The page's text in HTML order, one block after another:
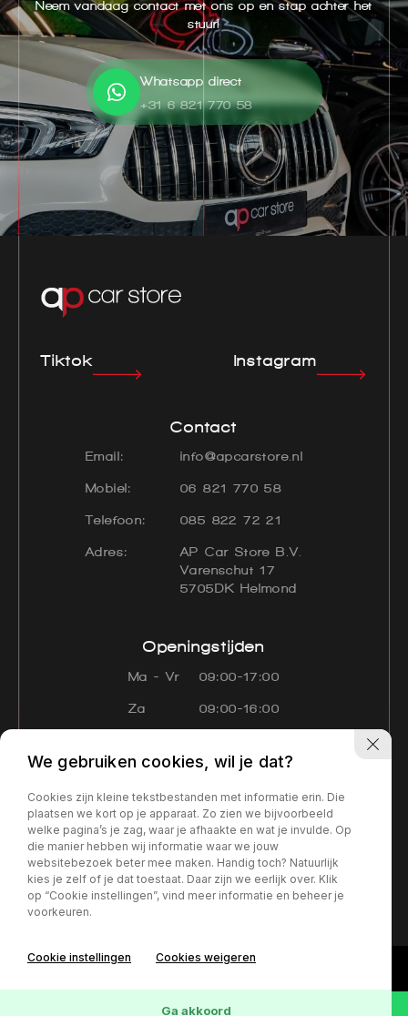
Neem vandaag contact met ons op en stap achter het
stuur!
Whatsapp direct
+31 6 821 770 58
Tiktok Instagram
Contact
Email: info@apcarstore.nl
Mobiel: 06 821 770 58
Telefoon: 085 822 72 21
Adres:
AP Car Store B.V.
Varenschut 17
5705DK Helmond
Openingstijden
Ma - Vr 09:00-17:00
Za 09:00-16:00
Navigatie
Aanbod Diensten Over ons
Contact Verkocht
Privacy policy
We gebruiken cookies, wil je dat?
Cookies zijn kleine tekstbestanden met informatie erin. Die
plaatsen we kort op je apparaat. Zo zien we bijvoorbeeld
welke pagina’s je zag, waar je afhaakte en wat je invulde. Op
die manier hebben wij informatie waar we jouw
websitebezoek beter mee maken. Handig toch? Natuurlijk
kies je zelf of je dat toestaat. Daar zijn we eerlijk over. Klik
op “Cookie instellingen”, vind meer informatie en beheer je
voorkeuren.
Cookie instellingen Cookies weigeren
Ga akkoord